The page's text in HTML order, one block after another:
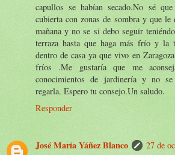
capullos se habían secado.No sé
cubierta con zonas de sombra y que
mañana y no se si debo seguir
terraza hasta que haga más frío y la
dentro de casa ya que vivo en
fríos .Me gustaría que me
conocimientos de jardinería y no
regarla. Espero tu consejo.Un saludo.
Responder
José María Yáñez Blanco
27 de